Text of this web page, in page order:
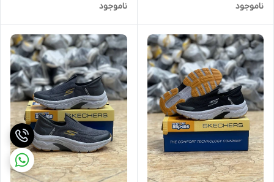
Skechers Slip Ins
ناموجود
Slip Ins
ناموجود